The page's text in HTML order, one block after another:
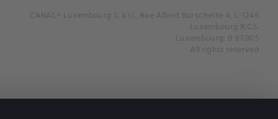
CANAL+ Luxembourg S. à r.l., Rue Albert Borschette 4, L-1246
Luxembourg R.C.S.
Luxembourg: B 87.905
All rights reserved